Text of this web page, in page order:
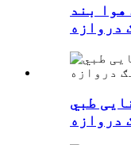
هوا بند
دروازه
طبي
دروازه